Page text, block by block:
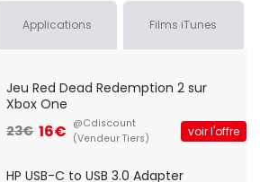
Applications Films iTunes
Jeu Red Dead Redemption 2 sur
Xbox One
23€ 16€ @Cdiscount
(Vendeur Tiers)
voir l'offre
HP USB-C to USB 3.0 Adapter